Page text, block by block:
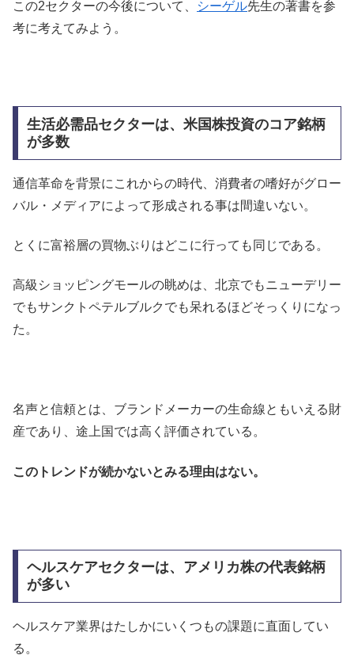
この2セクターの今後について、 シーゲル先生の著書を参
考に考えてみよう。
生活必需品セクターは、米国株投資のコア銘柄
が多数
通信革命を背景にこれからの時代、消費者の嗜好がグロー
バル・メディアによって形成される事は間違いない。
とくに富裕層の買物ぶりはどこに行っても同じである。
高級ショッピングモールの眺めは、北京でもニューデリー
でもサンクトペテルブルクでも呆れるほどそっくりになっ
た。
名声と信頼とは、ブランドメーカーの生命線ともいえる財
産であり、途上国では高く評価されている。
このトレンドが続かないとみる理由はない。
ヘルスケアセクターは、アメリカ株の代表銘柄
が多い
ヘルスケア業界はたしかにいくつもの課題に直面してい
る。